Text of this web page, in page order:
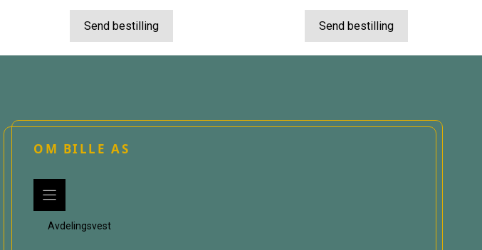
Send bestilling Send bestilling
OM BILLE AS
Avdelingsvest